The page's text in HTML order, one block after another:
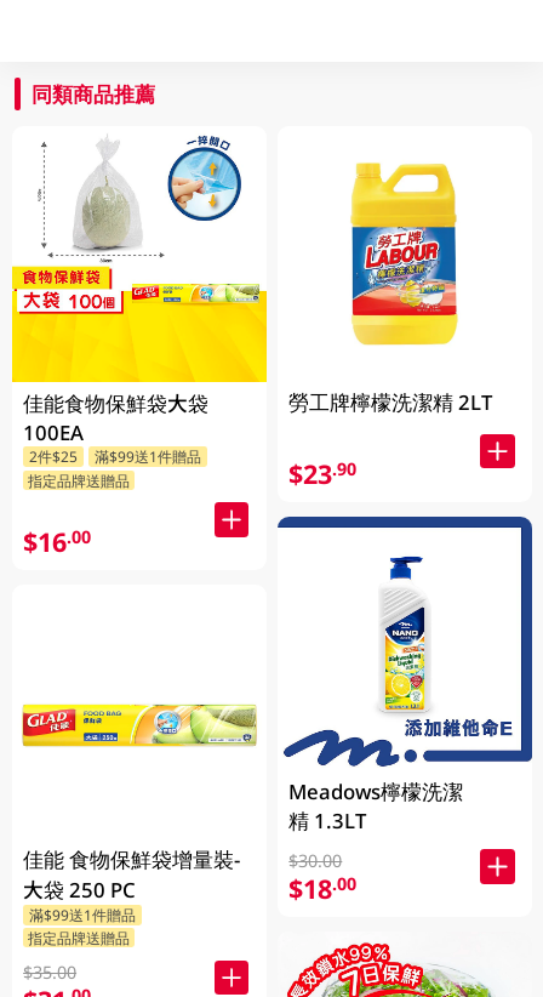
同類商品推薦
佳能食物保鮮袋大袋
100EA
2件$25
滿$99送1件贈品
指定品牌送贈品
$16.00
佳能 食物保鮮袋增量裝-
大袋 250 PC
滿$99送1件贈品
指定品牌送贈品
$35.00
勞工牌檸檬洗潔精 2LT
$23.90
Meadows檸檬洗潔
精 1.3LT
$30.00
$18.00